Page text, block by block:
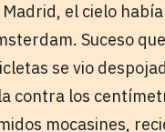
el cielo
Suceso
se vio
contra los
mocasines,